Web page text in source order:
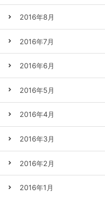
2016年8月
2016年7月
2016年6月
2016年5月
2016年4月
2016年3月
2016年2月
2016年1月